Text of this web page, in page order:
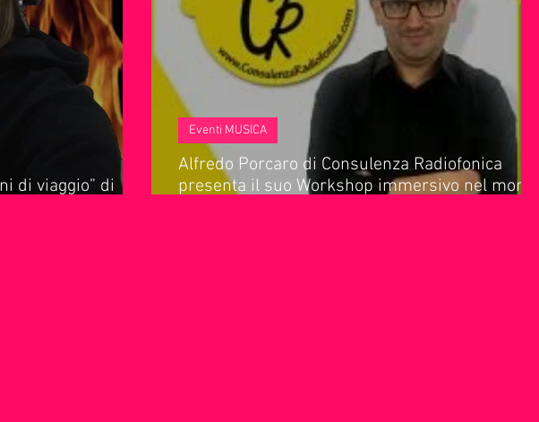
Riflessioni in MUSICA
Intervista alla RADIO Anniversari Sanremo
di viaggio” di
Alfredo Porcaro di Consulenza Radiofonica
presenta il suo Workshop immersivo nel
Eventi MUSICA